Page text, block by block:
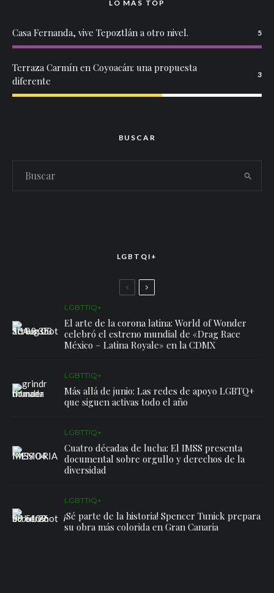
LO MÁS TOP
Casa Fernanda, vive Tepoztlán a otro nivel. 5
Terraza Carmín en Coyoacán: una propuesta
diferente
3
BUSCAR
LGBTQI+
LGBTTIQ+
El arte de la corona latina: World of Wonder
celebró el estreno mundial de «Drag Race
México – Latina Royale» en la CDMX
LGBTTIQ+
Más allá de junio: Las redes de apoyo LGBTQ+
que siguen activas todo el año
LGBTTIQ+
Cuatro décadas de lucha: El IMSS presenta
documental sobre orgullo y derechos de la
diversidad
LGBTTIQ+
¡Sé parte de la historia! Spencer Tunick prepara
su obra más colorida en Gran Canaria